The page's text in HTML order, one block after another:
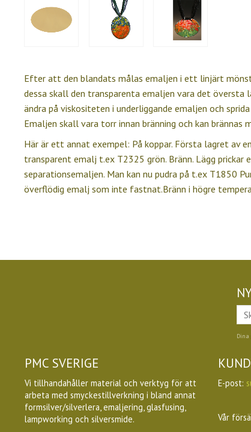
Efter att den blandats målas emaljen i ett linjärt
dessa skall den transparenta emaljen vara det
ändra på viskositeten i underliggande emaljen och
Emaljen skall vara torr innan bränning och kan
Här är ett annat exempel: På koppar. Första lagret av
transparent emalj t.ex T2325 grön. Bränn. Lägg
separationsemaljen. Man kan nu pudra på t.ex T1850
överflödig emalj som inte fastnat.Bränn i högre
PMC SVERIGE
Vi tillhandahåller material och verktyg för att
arbeta med smyckestillverkning i bland annat
formsilver/silverlera, emaljering, glasfusing,
lampworking och silversmide.
E-post:
Vår